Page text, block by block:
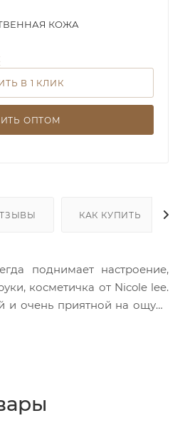
КОЖА
В 1 КЛИК
ОПТОМ
КАК КУПИТЬ
поднимает настроение,
косметичка от Nicole lee.
и очень приятной на ощупь
класса с принтом из